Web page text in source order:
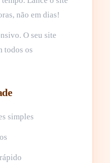
não em dias!
O seu site
todos os
simples